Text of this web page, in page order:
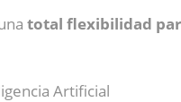
total flexibilidad
Artificial